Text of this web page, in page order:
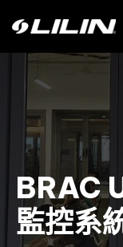
BRAC
監控系